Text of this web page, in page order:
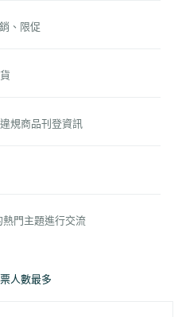
、限促
規商品刊登資訊
門主題進行交流
人數最多